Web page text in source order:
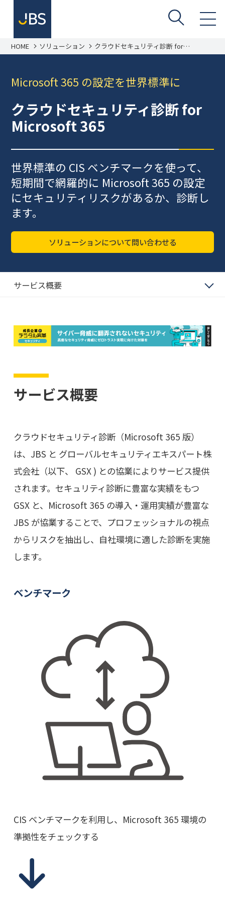
HOME ソリューション クラウドセキュリティ診断 for
Microsoft 365
Microsoft 365 の設定を世界標準に
クラウドセキュリティ診断 for
Microsoft 365
世界標準の CIS ベンチマークを使って、
短期間で網羅的に Microsoft 365 の設定
にセキュリティリスクがあるか、診断し
ます。
ソリューションについて問い合わせる
サービス概要
サービス概要
クラウドセキュリティ診断（Microsoft 365 版）
は、JBS と グローバルセキュリティエキスパート株
式会社（以下、 GSX ) との協業によりサービス提供
されます。セキュリティ診断に豊富な実績をもつ
GSX と、Microsoft 365 の導入・運用実績が豊富な
JBS が協業することで、プロフェッショナルの視点
からリスクを抽出し、自社環境に適した診断を実施
します。
ベンチマーク
CIS ベンチマークを利用し、Microsoft 365 環境の
準拠性をチェックする